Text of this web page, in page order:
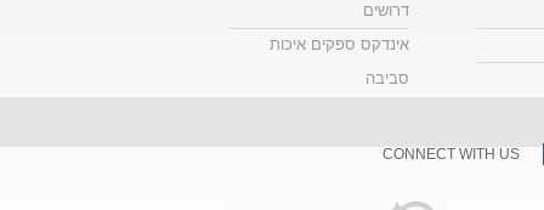
דרושים
אינדקס ספקים איכות
סביבה
CONNECT WITH US